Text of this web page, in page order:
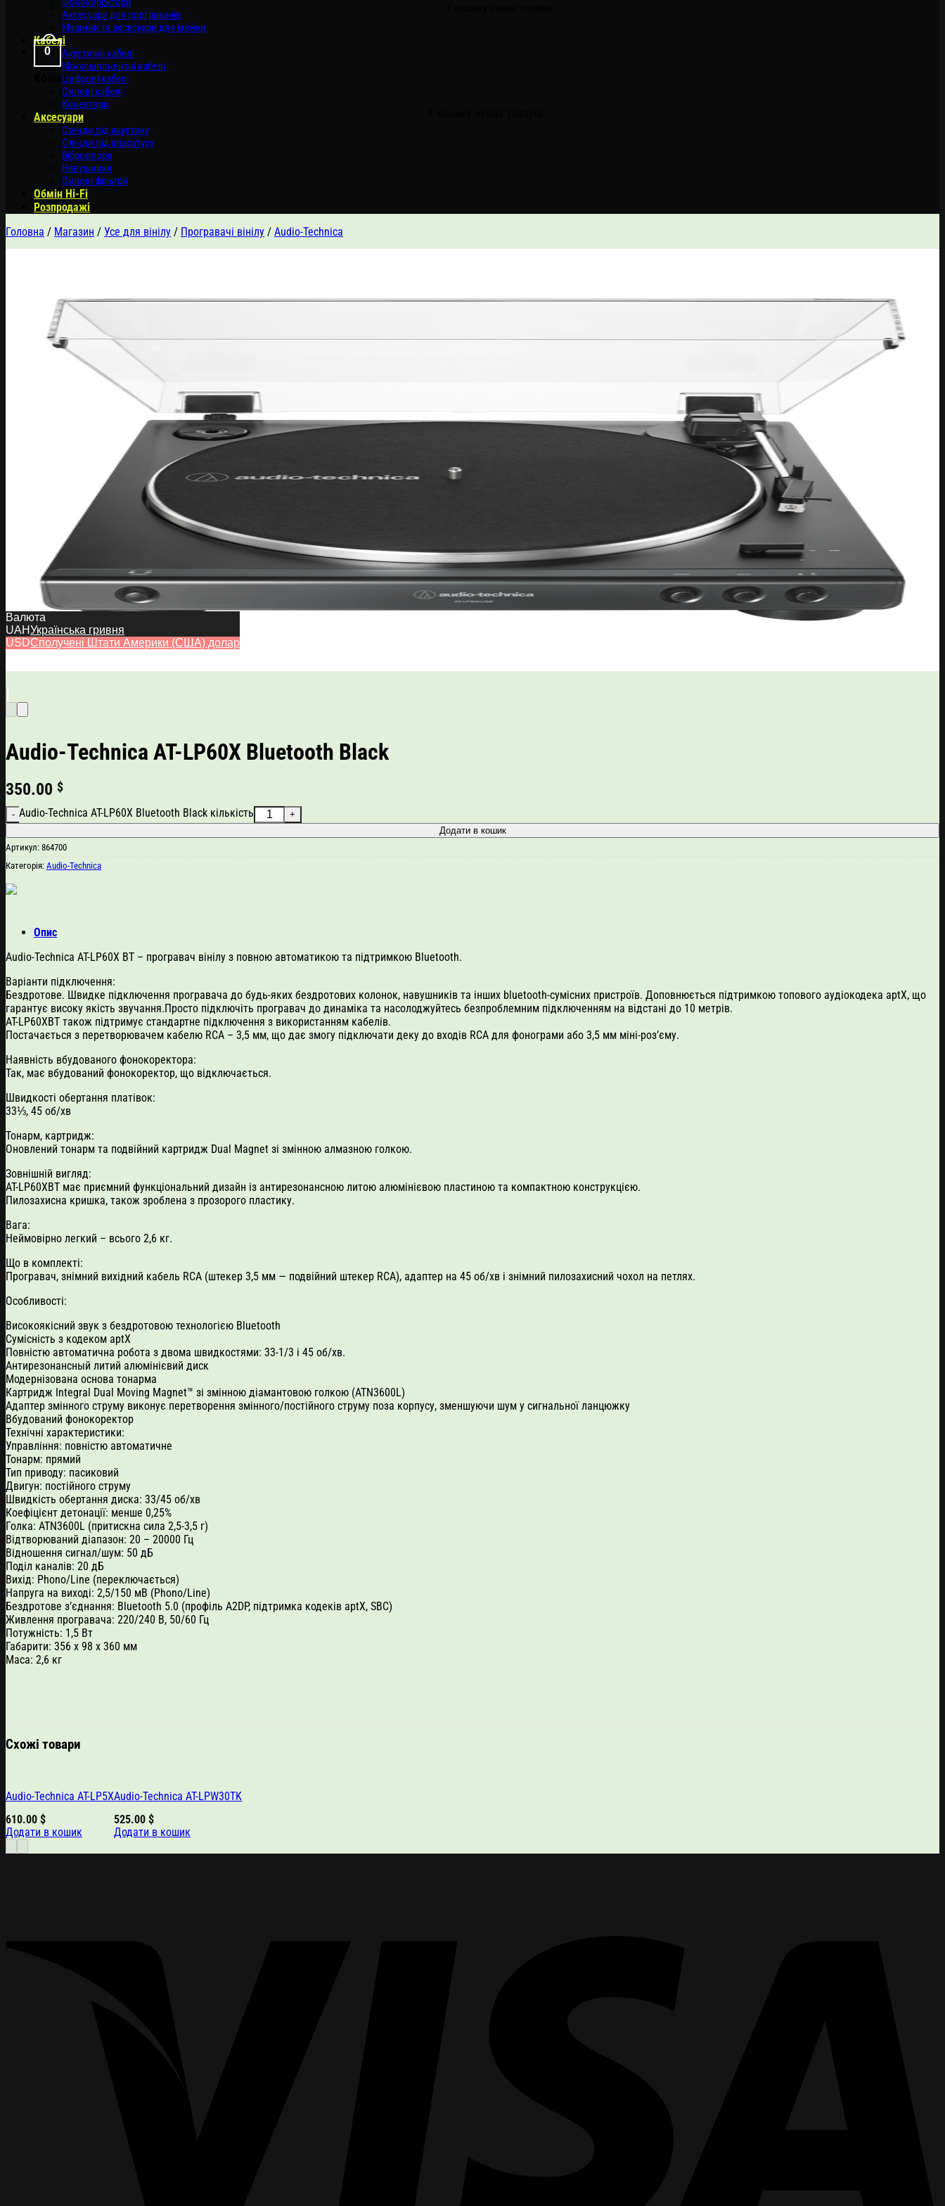
0
Кошик
Аксесуари для програвачів
Машини та аксесуари для мийки
Кабелі
Акустичні кабелі
Міжкомпонентні кабелі
Цифрові кабелі
Силові кабелі
Конектори
Аксесуари
Стенди під акустику
Стенди під апаратуру
Віброопори
Навушники
Силові фільтри
Обмін Hi-Fi
Розпродажі
Головна / Магазин / Усе для вінілу / Програвачі вінілу / Audio-Technica
Audio-Technica AT-LP60X Bluetooth Black
350.00 $
Audio-Technica AT-LP60X Bluetooth Black кількість
Додати в кошик
Артикул: 864700
Категорія: Audio-Technica
Опис
Audio-Technica AT-LP60X BT – програвач вінілу з повною автоматикою та підтримкою Bluetooth.
Варіанти підключення:
Бездротове. Швидке підключення програвача до будь-яких бездротових колонок, навушників та інших bluetooth-сумісних пристроїв. Доповнюється підтримкою топового аудіокодека aptX, що
гарантує високу якість звучання.Просто підключіть програвач до динаміка та насолоджуйтесь безпроблемним підключенням на відстані до 10 метрів.
AT-LP60XBT також підтримує стандартне підключення з використанням кабелів.
Постачається з перетворювачем кабелю RCA – 3,5 мм, що дає змогу підключати деку до входів RCA для фонограми або 3,5 мм міні-роз’єму.
Наявність вбудованого фонокоректора:
Так, має вбудований фонокоректор, що відключається.
Швидкості обертання платівок:
33⅓, 45 об/хв
Тонарм, картридж:
Оновлений тонарм та подвійний картридж Dual Magnet зі змінною алмазною голкою.
Зовнішній вигляд:
AT-LP60XBT має приємний функціональний дизайн із антирезонансною литою алюмінієвою пластиною та компактною конструкцією.
Пилозахисна кришка, також зроблена з прозорого пластику.
Вага:
Неймовірно легкий – всього 2,6 кг.
Що в комплекті:
Програвач, знімний вихідний кабель RCA (штекер 3,5 мм — подвійний штекер RCA), адаптер на 45 об/хв і знімний пилозахисний чохол на петлях.
Особливості:
Високоякісний звук з бездротовою технологією Bluetooth
Сумісність з кодеком aptX
Повністю автоматична робота з двома швидкостями: 33-1/3 і 45 об/хв.
Антирезонансный литий алюмінієвий диск
Модернізована основа тонарма
Картридж Integral Dual Moving Magnet™ зі змінною діамантовою голкою (ATN3600L)
Адаптер змінного струму виконує перетворення змінного/постійного струму поза корпусу, зменшуючи шум у сигнальної ланцюжку
Вбудований фонокоректор
Технічні характеристики:
Управління: повністю автоматичне
Тонарм: прямий
Тип приводу: пасиковий
Двигун: постійного струму
Швидкість обертання диска: 33/45 об/хв
Коефіцієнт детонації: менше 0,25%
Голка: ATN3600L (притискна сила 2,5-3,5 г)
Відтворюваний діапазон: 20 – 20000 Гц
Відношення сигнал/шум: 50 дБ
Поділ каналів: 20 дБ
Вихід: Phono/Line (переключається)
Напруга на виході: 2,5/150 мВ (Phono/Line)
Бездротове з’єднання: Bluetooth 5.0 (профіль A2DP, підтримка кодеків aptX, SBC)
Живлення програвача: 220/240 В, 50/60 Гц
Потужність: 1,5 Вт
Габарити: 356 х 98 х 360 мм
Маса: 2,6 кг
Схожі товари
Audio-Technica AT-LP5X
610.00 $
Додати в кошик
Audio-Technica AT-LPW30TK
525.00$
Додати в кошик
Валюта
UAHУкраїнська гривня
USDСполучені Штати Америки (США) долар